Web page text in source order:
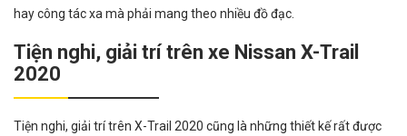
hay công tác xa mà phải mang theo nhiều đồ đạc.
Tiện nghi, giải trí trên xe Nissan X-Trail
2020
Tiện nghi, giải trí trên X-Trail 2020 cũng là những thiết kế rất được